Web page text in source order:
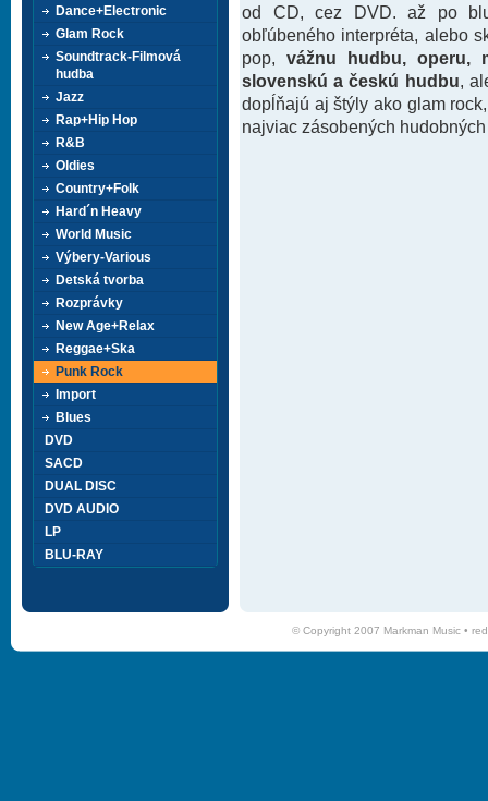
od CD, cez DVD. až po
obľúbeného interpréta, alebo
pop, vážnu hudbu, operu,
slovenskú a českú hudbu ,
dopĺňajú aj štýly ako glam
najviac zásobených
Dance+Electronic
Glam Rock
Soundtrack-Filmová
hudba
Jazz
Rap+Hip Hop
R&B
Oldies
Country+Folk
Hard´n Heavy
World Music
Výbery-Various
Detská tvorba
Rozprávky
New Age+Relax
Reggae+Ska
Punk Rock
Import
Blues
DVD
SACD
DUAL DISC
DVD AUDIO
LP
BLU-RAY
© Copyright 2007 Markman Music •